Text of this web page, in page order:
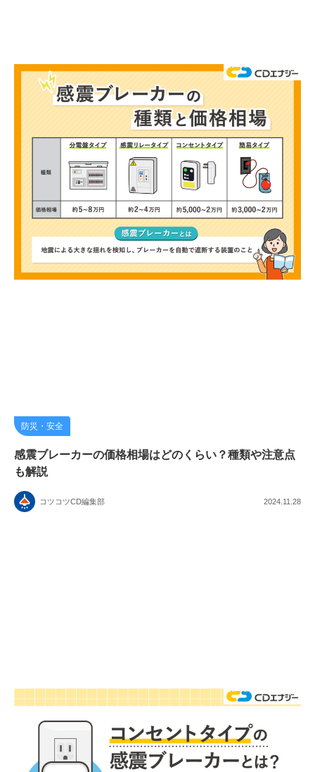
防災・安全
感震ブレーカーの価格相場はどのくらい？種類や注意点
も解説
コツコツCD編集部 2024.11.28